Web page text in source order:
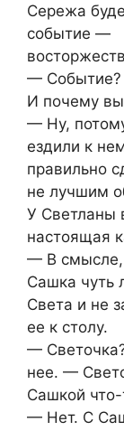
Сережа
событие —
— Событие?
И почему
— Ну,
ездили к
правильно
не лучшим
У Светланы
настоящая
— В смысле,
Сашка чуть
Света и не
ее к столу.
—
нее. —
Сашкой что-
— Нет. С